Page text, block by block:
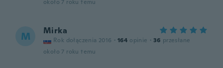
około 7 roku temu
M Mirka
Rok dołączenia 2016 · 164 opinie · 36 przesłane
około 7 roku temu